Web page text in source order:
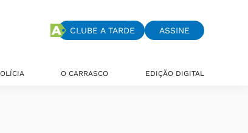
CLUBE A TARDE ASSINE
O CARRASCO EDIÇÃO DIGITAL